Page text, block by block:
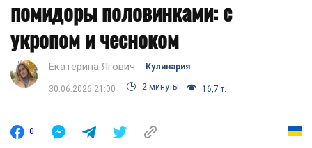
помидоры половинками: с
укропом и чесноком
Екатерина Ягович Кулинария
30.06.2026 21:00 2 минуты 16,7 т.
0